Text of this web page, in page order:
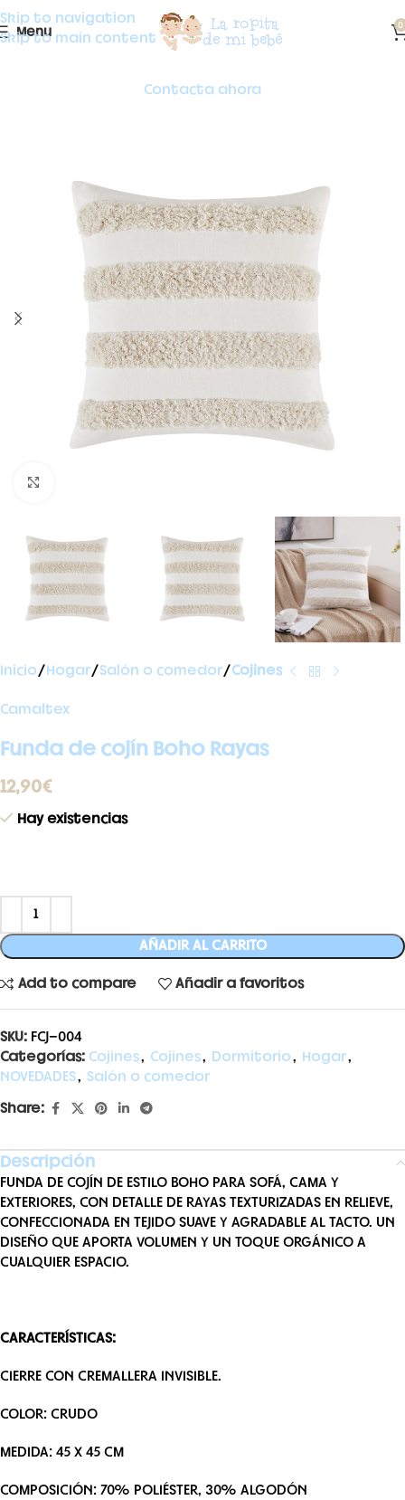
Skip to navigation
Skip to main content
Menu 0
Contacta ahora
Inicio Hogar Salón o comedor Cojines
Camaltex
Funda de cojín Boho Rayas
12,90€
Hay existencias
AÑADIR AL CARRITO
Add to compare Añadir a favoritos
SKU: FCJ-004
Categorías: Cojines, Cojines, Dormitorio, Hogar,
NOVEDADES, Salón o comedor
Share:
Descripción
FUNDA DE COJÍN DE ESTILO BOHO PARA SOFÁ, CAMA Y
EXTERIORES, CON DETALLE DE RAYAS TEXTURIZADAS EN RELIEVE,
CONFECCIONADA EN TEJIDO SUAVE Y AGRADABLE AL TACTO. UN
DISEÑO QUE APORTA VOLUMEN Y UN TOQUE ORGÁNICO A
CUALQUIER ESPACIO.
CARACTERÍSTICAS:
CIERRE CON CREMALLERA INVISIBLE.
COLOR: CRUDO
MEDIDA: 45 X 45 CM
COMPOSICIÓN: 70% POLIÉSTER, 30% ALGODÓN